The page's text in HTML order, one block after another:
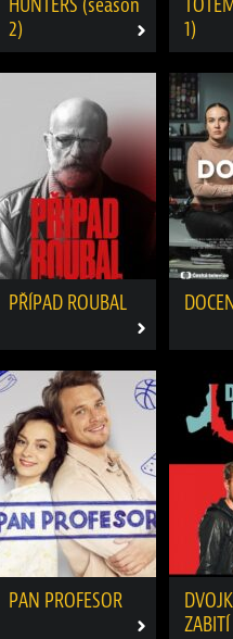
2)
1)
PŘÍPAD ROUBAL
PAN PROFESOR
ZABITÍ